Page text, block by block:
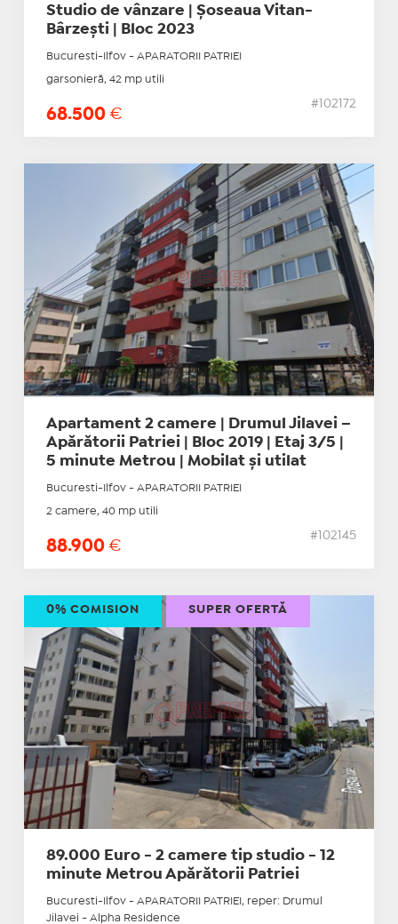
Studio de vânzare | Șoseaua Vitan-
Bârzești | Bloc 2023
Bucuresti-Ilfov - APARATORII PATRIEI
garsonieră, 42 mp utili
68.500 €
#102172
Apartament 2 camere | Drumul Jilavei –
Apărătorii Patriei | Bloc 2019 | Etaj 3/5 |
5 minute Metrou | Mobilat și utilat
Bucuresti-Ilfov - APARATORII PATRIEI
2 camere, 40 mp utili
88.900 €
#102145
89.000 Euro - 2 camere tip studio - 12
minute Metrou Apărătorii Patriei
Bucuresti-Ilfov - APARATORII PATRIEI, reper: Drumul
Jilavei - Alpha Residence
0% COMISION SUPER OFERTĂ